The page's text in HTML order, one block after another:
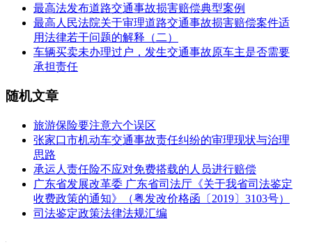
最高法发布道路交通事故损害赔偿典型案例
最高人民法院关于审理道路交通事故损害赔偿案件适
用法律若干问题的解释（二）
车辆买卖未办理过户，发生交通事故原车主是否需要
承担责任
随机文章
旅游保险要注意六个误区
张家口市机动车交通事故责任纠纷的审理现状与治理
思路
承运人责任险不应对免费搭载的人员进行赔偿
广东省发展改革委 广东省司法厅《关于我省司法鉴定
收费政策的通知》（粤发改价格函〔2019〕3103号）
司法鉴定政策法律法规汇编